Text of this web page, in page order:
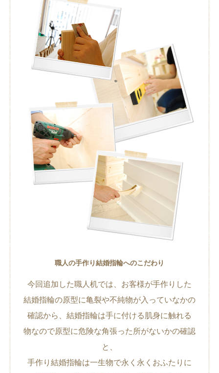
職人の手作り結婚指輪へのこだわり
今回追加した職人机では、お客様が手作りした
結婚指輪の原型に亀裂や不純物が入っていなかの
確認から、結婚指輪は手に付ける肌身に触れる
物なので原型に危険な角張った所がないかの確認
と、
手作り結婚指輪は一生物で永く永くおふたりに